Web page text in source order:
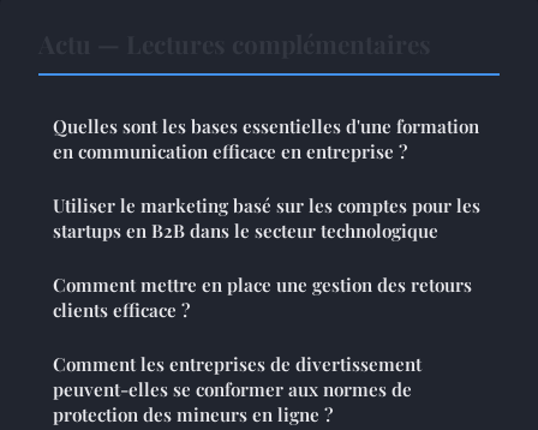
Quelles sont les bases essentielles d'une formation
en communication efficace en entreprise ?
Utiliser le marketing basé sur les comptes pour les
startups en B2B dans le secteur technologique
Comment mettre en place une gestion des retours
clients efficace ?
Comment les entreprises de divertissement
peuvent-elles se conformer aux normes de
protection des mineurs en ligne ?